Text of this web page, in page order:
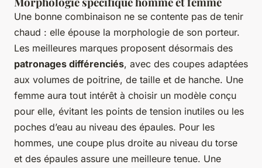
Une bonne combinaison ne se contente pas de tenir
chaud : elle épouse la morphologie de son porteur.
Les meilleures marques proposent désormais des
patronages différenciés, avec des coupes adaptées
aux volumes de poitrine, de taille et de hanche. Une
femme aura tout intérêt à choisir un modèle conçu
pour elle, évitant les points de tension inutiles ou les
poches d’eau au niveau des épaules. Pour les
hommes, une coupe plus droite au niveau du torse
et des épaules assure une meilleure tenue. Une